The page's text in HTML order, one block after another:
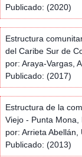
Publicado: (2020)
Estructura
del Caribe Sur de
por: Araya-Vargas,
Publicado: (2017)
Estructura de la
Viejo - Punta Mona,
por: Arrieta Abellán,
Publicado: (2013)